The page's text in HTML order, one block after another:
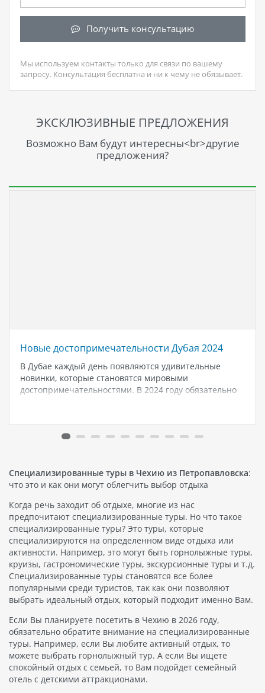
Получить консультацию
Мы используем контакты только для связи по вашему
запросу. Консультация бесплатна и ни к чему не обязывает.
ЭКСКЛЮЗИВНЫЕ ПРЕДЛОЖЕНИЯ
Возможно Вам будут интересны<br>другие
предложения?
Новые достопримечательности Дубая 2024
В Дубае каждый день появляются удивительные
новинки, которые становятся мировыми
достопримечательностями. В 2024 году обязательно
футбольный и баскетбольный тематический парк на
территории Dubai Parks and…
Специализированные туры в Чехию из Петропавловска:
что это и как они могут облегчить выбор отдыха
Когда речь заходит об отдыхе, многие из нас
предпочитают специализированные туры. Но что такое
специализированные туры? Это туры, которые
специализируются на определенном виде отдыха или
активности. Например, это могут быть горнолыжные туры,
круизы, гастрономические туры, экскурсионные туры и т.д.
Специализированные туры становятся все более
популярными среди туристов, так как они позволяют
выбрать идеальный отдых, который подходит именно Вам.
Если Вы планируете посетить в Чехию в 2026 году,
обязательно обратите внимание на специализированные
туры. Например, если Вы любите активный отдых, то
можете выбрать горнолыжный тур. А если Вы ищете
спокойный отдых с семьей, то Вам подойдет семейный
отель с детскими аттракционами.